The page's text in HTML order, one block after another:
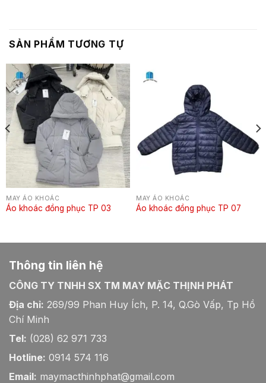
SẢN PHẨM TƯƠNG TỰ
MAY ÁO KHOÁC
Áo khoác đồng phục TP 03
MAY ÁO KHOÁC
Áo khoác đồng phục TP 07
Thông tin liên hệ
CÔNG TY TNHH SX TM MAY MẶC THỊNH PHÁT
Địa chỉ: 269/99 Phan Huy Ích, P. 14, Q.Gò Vấp, Tp Hồ
Chí Minh
Tel: (028) 62 971 733
Hotline: 0914 574 116
Email: maymacthinhphat@gmail.com